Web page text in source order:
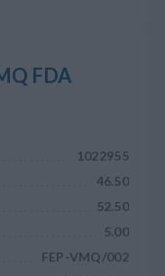
FDA
1022955
46.50
52.50
5.00
FEP-VMQ/002